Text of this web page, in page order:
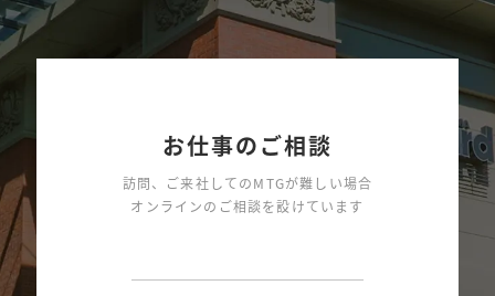
お仕事のご相談
訪問、ご来社してのMTGが難しい場合
オンラインのご相談を設けています